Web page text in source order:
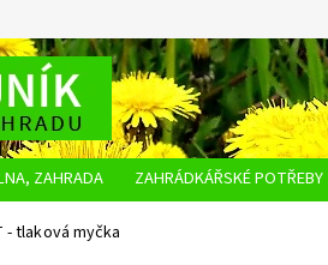
ZAHRADA ZAHRÁDKÁŘSKÉ POTŘEBY
PODMÍNKY
- tlaková myčka